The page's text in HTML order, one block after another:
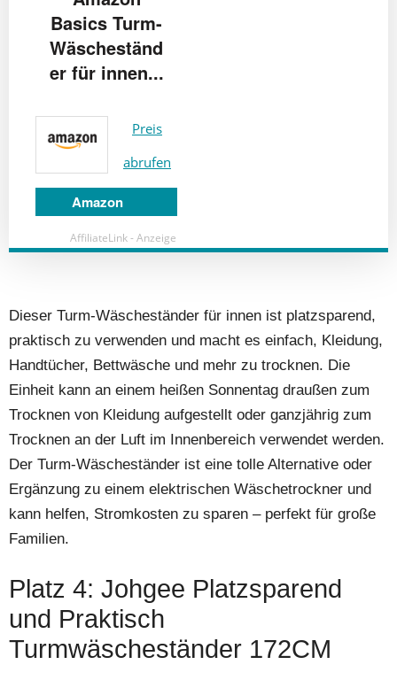
Basics Turm-
Wäscheständ
er für innen...
Preis
abrufen
Amazon
AffiliateLink - Anzeige
Dieser Turm-Wäscheständer für innen ist platzsparend,
praktisch zu verwenden und macht es einfach, Kleidung,
Handtücher, Bettwäsche und mehr zu trocknen. Die
Einheit kann an einem heißen Sonnentag draußen zum
Trocknen von Kleidung aufgestellt oder ganzjährig zum
Trocknen an der Luft im Innenbereich verwendet werden.
Der Turm-Wäscheständer ist eine tolle Alternative oder
Ergänzung zu einem elektrischen Wäschetrockner und
kann helfen, Stromkosten zu sparen – perfekt für große
Familien.
Platz 4: Johgee Platzsparend
und Praktisch
Turmwäscheständer 172CM